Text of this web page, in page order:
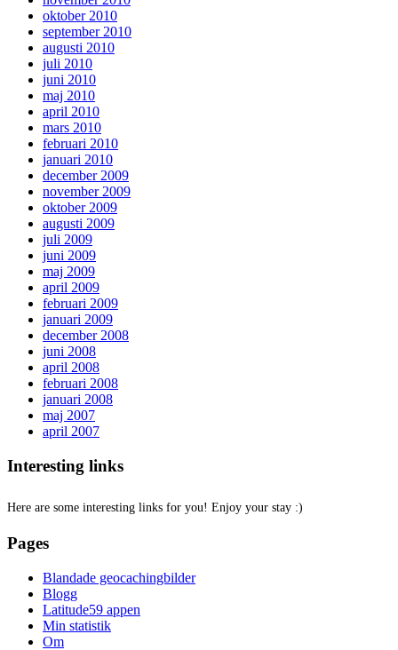
oktober 2010
september 2010
augusti 2010
juli 2010
juni 2010
maj 2010
april 2010
mars 2010
februari 2010
januari 2010
december 2009
november 2009
oktober 2009
augusti 2009
juli 2009
juni 2009
maj 2009
april 2009
februari 2009
januari 2009
december 2008
juni 2008
april 2008
februari 2008
januari 2008
maj 2007
april 2007
Interesting links
Here are some interesting links for you! Enjoy your stay :)
Pages
Blandade geocachingbilder
Blogg
Latitude59 appen
Min statistik
Om